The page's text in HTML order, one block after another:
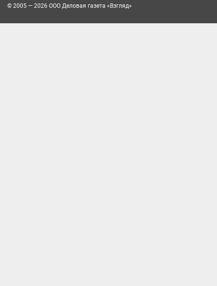
© 2005 — 2026 ООО Деловая газета «Взгляд»